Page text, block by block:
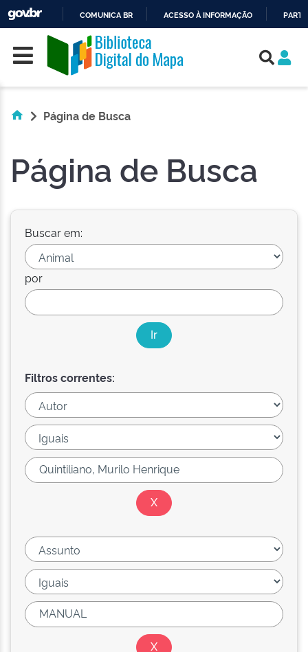
O
CONTEÚDO
COMUNICA BR ACESSO À INFORMAÇÃO
Skip navigation
Página de Busca
Página de Busca
Buscar em:
por
Filtros correntes: